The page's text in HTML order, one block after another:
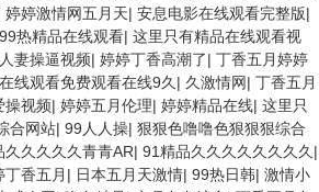
婷婷激情网五月天| 安息电影在线观看完整版|
99热精品在线观看| 这里只有精品在线观看视
妻操逼视频| 婷婷丁香高潮了| 丁香五月婷婷
在线观看免费观看在线9久 | 久激情网| 丁香五月
操视频| 婷婷五月伦理| 婷婷精品在线| 这里只
合网站| 99人人操| 狠狠色噜噜色狠狠狠综合
久久久久久青青AR| 91精品久久久久久久久久 |
香五月 | 日本五月天激情| 99热日韩| 激情小